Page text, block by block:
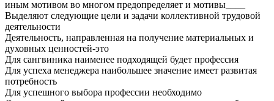
иным мотивом во многом предопределяет и мотивы____
Выделяют следующие цели и задачи коллективной трудовой
деятельности
Деятельность, направленная на получение материальных и
духовных ценностей-это
Для сангвиника наименее подходящей будет профессия
Для успеха менеджера наибольшее значение имеет развитая
потребность
Для успешного выбора профессии необходимо